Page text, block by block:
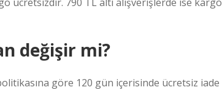
değişir mi?
göre 120 gün içerisinde ücretsiz iade